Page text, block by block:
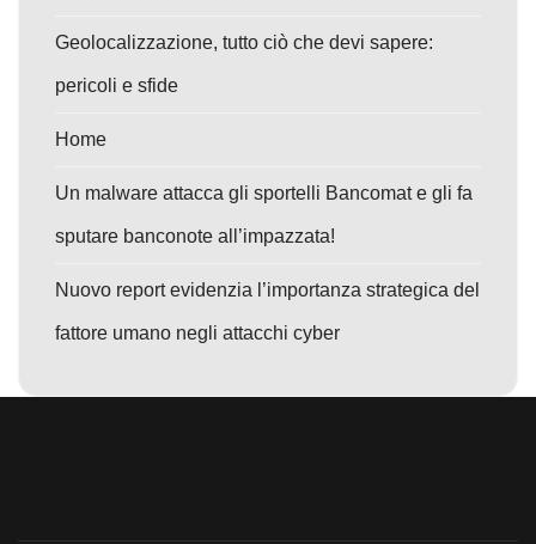
Geolocalizzazione, tutto ciò che devi sapere:
pericoli e sfide
Home
Un malware attacca gli sportelli Bancomat e gli fa
sputare banconote all’impazzata!
Nuovo report evidenzia l’importanza strategica del
fattore umano negli attacchi cyber